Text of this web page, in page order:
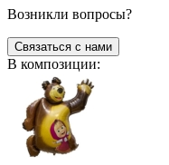
Возникли вопросы?
Связаться с нами
В композиции: